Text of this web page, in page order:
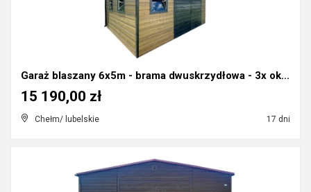
Garaż blaszany 6x5m - brama dwuskrzydłowa - 3x ok...
Chełm/ lubelskie 17 dni
15 190,00 zł